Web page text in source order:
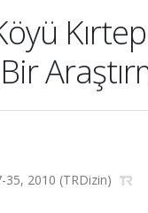
35, 2010 (TRDizin)